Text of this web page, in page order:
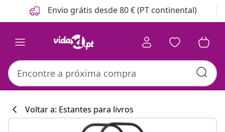
Anterior
Seguinte Envio grátis desde 80 € (PT continental)
Voltar a: Estantes para livros